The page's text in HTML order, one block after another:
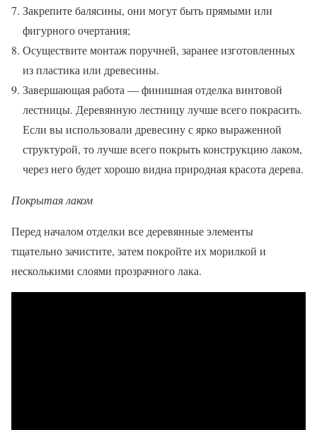
Закрепите балясины, они могут быть прямыми или
фигурного очертания;
Осуществите монтаж поручней, заранее изготовленных
из пластика или древесины.
Завершающая работа — финишная отделка винтовой
лестницы. Деревянную лестницу лучше всего покрасить.
Если вы использовали древесину с ярко выраженной
структурой, то лучше всего покрыть конструкцию лаком,
через него будет хорошо видна природная красота дерева.
Покрытая лаком
Перед началом отделки все деревянные элементы
тщательно зачистите, затем покройте их морилкой и
несколькими слоями прозрачного лака.